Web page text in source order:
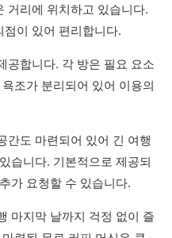
거리에 위치하고 있습니다.
이 있어 편리합니다.
공합니다. 각 방은 필요 요소
조가 분리되어 있어 이용의
간도 마련되어 있어 긴 여행
습니다. 기본적으로 제공되
가 요청할 수 있습니다.
마지막 날까지 걱정 없이 즐